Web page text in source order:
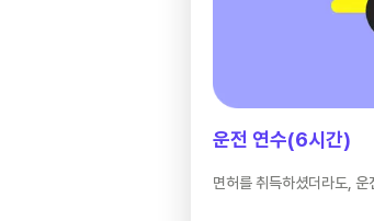
운전 연수(6시간)
면허를 취득하셨더라도,